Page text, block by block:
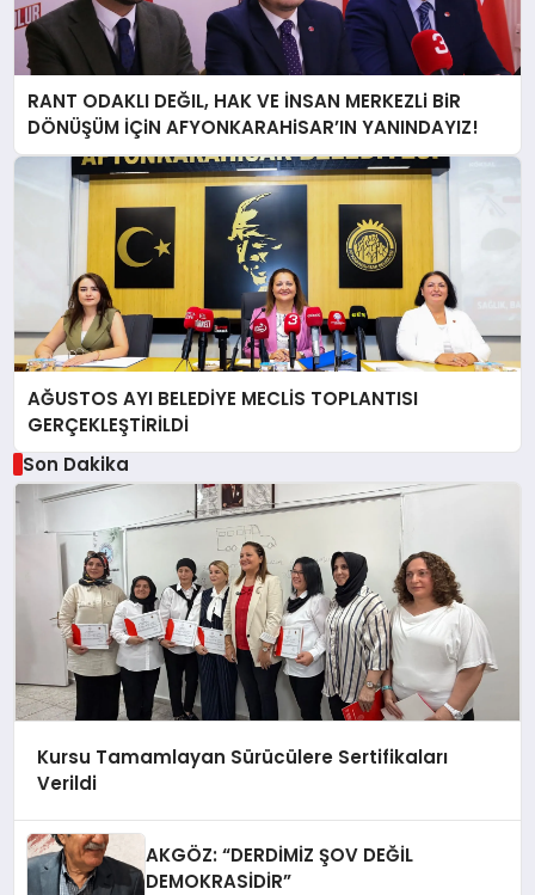
RANT ODAKLI DEĞIL, HAK VE İNSAN MERKEZLi BiR
DÖNÜŞÜM İÇiN AFYONKARAHiSAR’IN YANINDAYIZ!
AĞUSTOS AYI BELEDİYE MECLİS TOPLANTISI
GERÇEKLEŞTİRİLDİ
Son Dakika
Kursu Tamamlayan Sürücülere Sertifikaları
Verildi
AKGÖZ: “DERDİMİZ ŞOV DEĞİL
DEMOKRASİDİR”